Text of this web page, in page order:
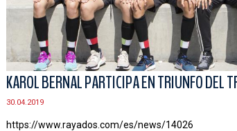
KAROL BERNAL PARTICIPA EN TRIUNFO DEL
30.04.2019
https://www.rayados.com/es/news/14026